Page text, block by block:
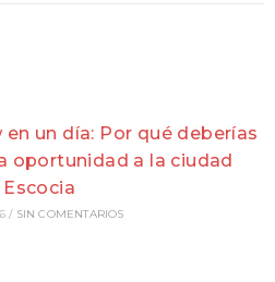
en un día: Por qué deberías
oportunidad a la ciudad
Escocia
/ SIN COMENTARIOS